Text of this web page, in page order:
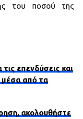
του ποσού της
επενδύσεις και
από τα
ακολουθήστε